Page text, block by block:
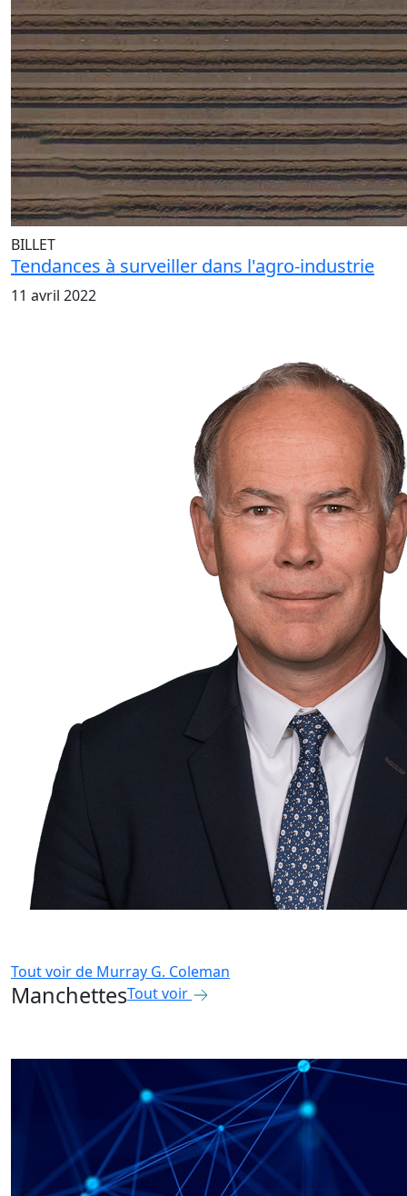
BILLET
Tendances à surveiller dans l'agro-industrie
11 avril 2022
Tout voir de Murray G. Coleman
ManchettesTout voir